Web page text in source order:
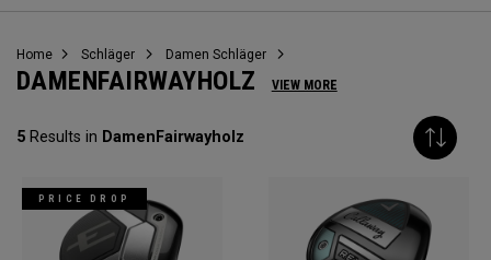
Callaway
Home Schläger Damen Schläger
DAMENFAIRWAYHOLZ VIEW MORE
5 Results in DamenFairwayholz
PRICE DROP